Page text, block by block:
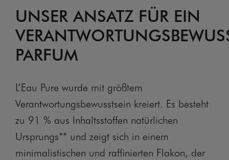
UNSER ANSATZ FÜR EIN
PARFUM
L’Eau Pure wurde mit größtem
Verantwortungsbewusstsein kreiert. Es besteht
zu 91 % aus Inhaltsstoffen natürlichen
Ursprungs** und zeigt sich in einem
minimalistischen und raffinierten Flakon, der